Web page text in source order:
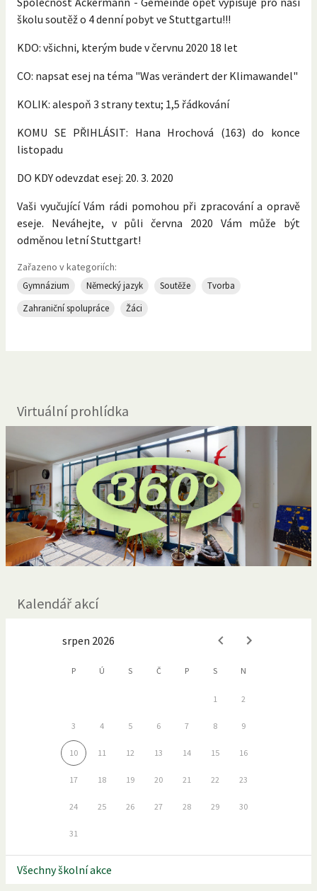
školu soutěž o 4 denní pobyt ve Stuttgartu!!!
KDO: všichni, kterým bude v červnu 2020 18 let
CO: napsat esej na téma "Was verändert der Klimawandel"
KOLIK: alespoň 3 strany textu; 1,5 řádkování
KOMU SE PŘIHLÁSIT: Hana Hrochová (163) do konce
listopadu
DO KDY odevzdat esej: 20. 3. 2020
Vaši vyučující Vám rádi pomohou při zpracování a opravě
eseje. Neváhejte, v půli června 2020 Vám může být
odměnou letní Stuttgart!
Zařazeno v kategoriích:
Gymnázium Německý jazyk Soutěže
Tvorba
Zahraniční spolupráce
Žáci
Virtuální prohlídka
Kalendář akcí
srpen 2026
P Ú S Č P S N
1 2
3 4 5 6 7 8 9
10 11 12 13 14 15 16
17 18 19 20 21 22 23
24 25 26 27 28 29 30
31
Všechny školní akce